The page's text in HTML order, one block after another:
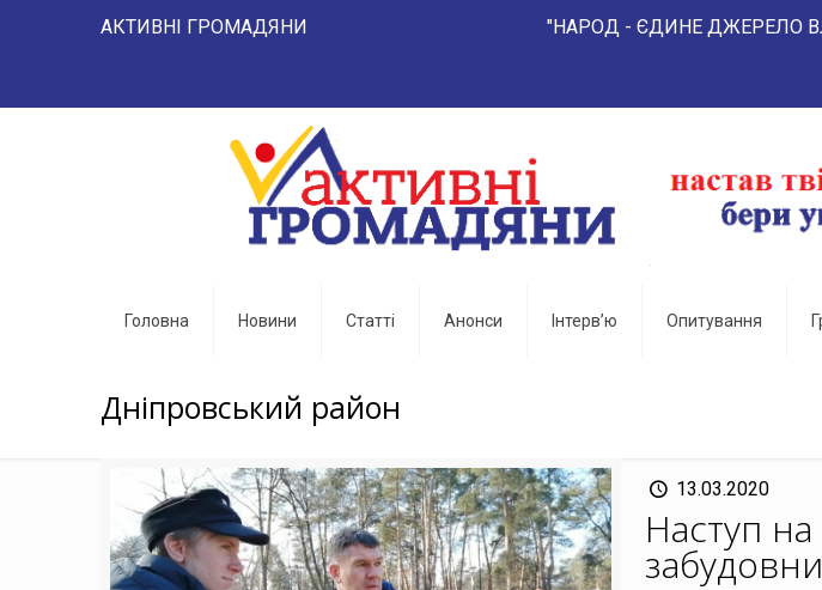
АКТИВНІ ГРОМАДЯНИ "НАРОД - ЄДИНЕ ДЖЕРЕЛО
Головна Новини Статті Анонси Інтерв’ю Опитування
Дніпровський район
13.03.2020
Наступ